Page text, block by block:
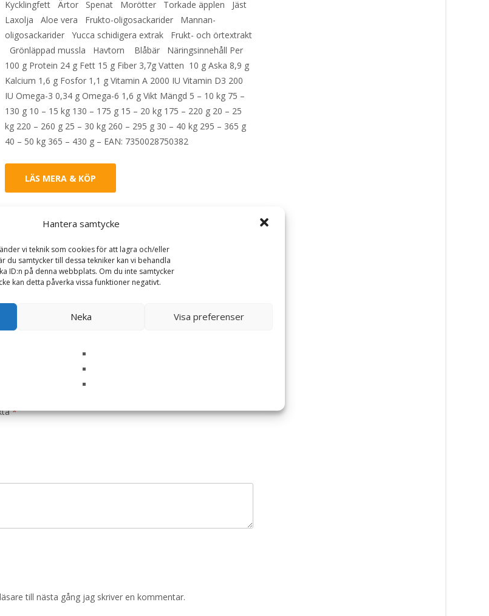
Hantera samtycke
vi teknik som cookies för att lagra och/eller
du samtycker till dessa tekniker kan vi behandla
ID:n på denna webbplats. Om du inte samtycker
kan detta påverka vissa funktioner negativt.
Neka Visa preferenser
Kycklingfett Ärtor Spenat Morötter Torkade äpplen Jäst
Laxolja Aloe vera Frukto-oligosackarider Mannan-
oligosackarider Yucca schidigera extrak Frukt- och örtextrakt
Grönläppad mussla Havtorn Blåbär Näringsinnehåll Per
100 g Protein 24 g Fett 15 g Fiber 3,7g Vatten 10 g Aska 8,9 g
Kalcium 1,6 g Fosfor 1,1 g Vitamin A 2000 IU Vitamin D3 200
IU Omega-3 0,34 g Omega-6 1,6 g Vikt Mängd 5 – 10 kg 75 –
130 g 10 – 15 kg 130 – 175 g 15 – 20 kg 175 – 220 g 20 – 25
kg 220 – 260 g 25 – 30 kg 260 – 295 g 30 – 40 kg 295 – 365 g
40 – 50 kg 365 – 430 g – EAN: 7350028750382
LÄS MERA & KÖP
Artikelnr:5831 Kategorier:
– 12 kg – FourFriends”
*
till nästa gång jag skriver en kommentar.